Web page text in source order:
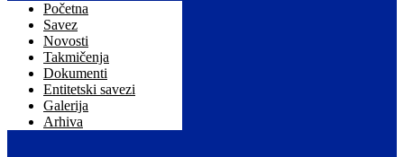
Početna
Savez
Novosti
Takmičenja
Dokumenti
Entitetski savezi
Galerija
Arhiva